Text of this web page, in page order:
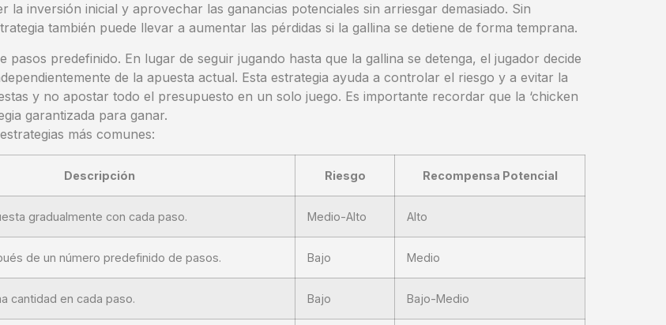
la inversión inicial y aprovechar las ganancias potenciales sin arriesgar demasiado. Sin
también puede llevar a aumentar las pérdidas si la gallina se detiene de forma temprana.
predefinido. En lugar de seguir jugando hasta que la gallina se detenga, el jugador decide
de la apuesta actual. Esta estrategia ayuda a controlar el riesgo y a evitar la
y no apostar todo el presupuesto en un solo juego. Es importante recordar que la ‘chicken
garantizada para ganar.
más comunes:
Descripción Riesgo Recompensa Potencial
gradualmente con cada paso. Medio-Alto Alto
de un número predefinido de pasos. Bajo Medio
cantidad en cada paso. Bajo Bajo-Medio